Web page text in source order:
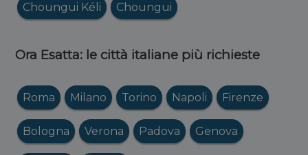
Choungui Kéli Choungui
Ora Esatta: le città italiane più richieste
Roma Milano Torino Napoli Firenze
Bologna Verona Padova Genova